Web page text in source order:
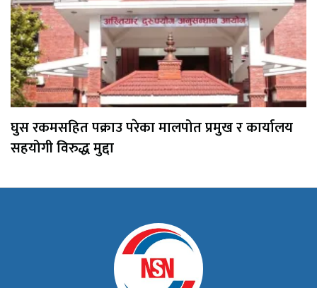
घुस रकमसहित पक्राउ परेका मालपोत प्रमुख र कार्यालय
सहयोगी विरुद्ध मुद्दा